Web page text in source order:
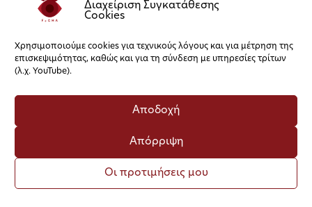
Διαχείριση Συγκατάθεσης
Cookies
Χρησιμοποιούμε cookies για τεχνικούς λόγους και για μέτρηση της
επισκεψιμότητας, καθώς και για τη σύνδεση με υπηρεσίες τρίτων
(λ.χ. YouTube).
Αποδοχή
Απόρριψη
Οι προτιμήσεις μου